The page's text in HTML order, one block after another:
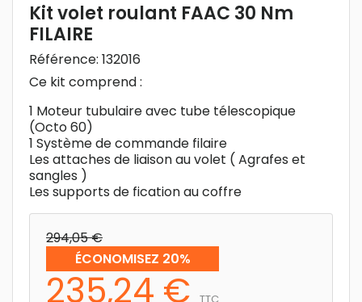
Kit volet roulant FAAC 30 Nm
FILAIRE
Référence: 132016
Ce kit comprend :
1 Moteur tubulaire avec tube télescopique
(Octo 60)
1 Système de commande filaire
Les attaches de liaison au volet ( Agrafes et
sangles )
Les supports de fication au coffre
294,05 €
ÉCONOMISEZ 20%
235,24 €